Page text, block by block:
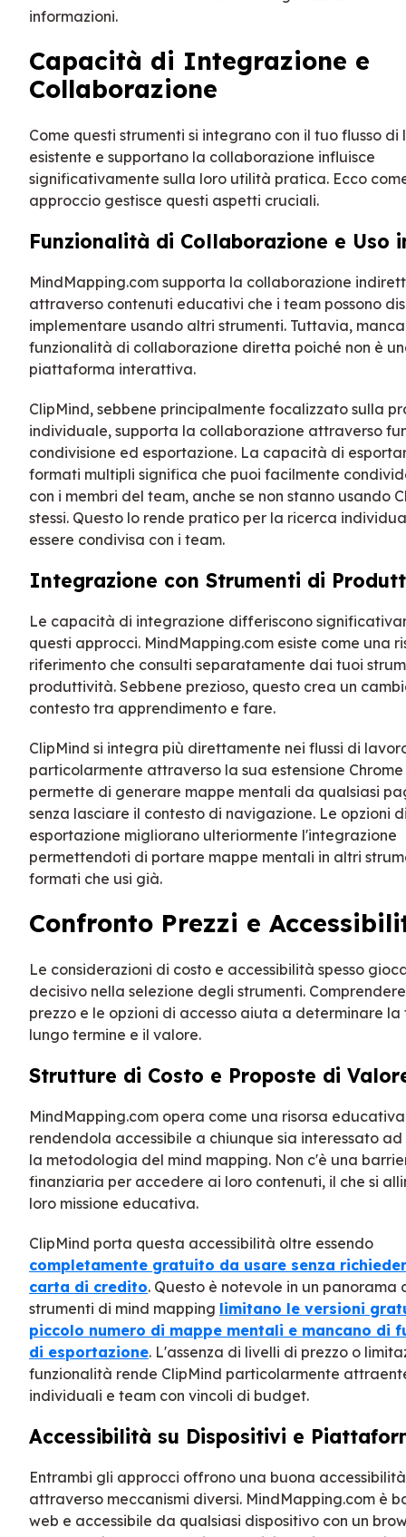
informazioni.
Capacità di Integrazione e
Collaborazione
Come questi strumenti si integrano con il tuo flusso di
esistente e supportano la collaborazione influisce
significativamente sulla loro utilità pratica. Ecco
approccio gestisce questi aspetti cruciali.
Funzionalità di Collaborazione e Uso
MindMapping.com supporta la collaborazione
attraverso contenuti educativi che i team possono
implementare usando altri strumenti. Tuttavia,
funzionalità di collaborazione diretta poiché non è
piattaforma interattiva.
ClipMind, sebbene principalmente focalizzato sulla
individuale, supporta la collaborazione attraverso
condivisione ed esportazione. La capacità di
formati multipli significa che puoi facilmente
con i membri del team, anche se non stanno usando
stessi. Questo lo rende pratico per la ricerca
essere condivisa con i team.
Integrazione con Strumenti di
Le capacità di integrazione differiscono
questi approcci. MindMapping.com esiste come una
riferimento che consulti separatamente dai tuoi
produttività. Sebbene prezioso, questo crea un
contesto tra apprendimento e fare.
ClipMind si integra più direttamente nei flussi di
particolarmente attraverso la sua estensione
permette di generare mappe mentali da qualsiasi
senza lasciare il contesto di navigazione. Le opzioni
esportazione migliorano ulteriormente l'integrazione
permettendoti di portare mappe mentali in altri
formati che usi già.
Confronto Prezzi e
Le considerazioni di costo e accessibilità spesso
decisivo nella selezione degli strumenti.
prezzo e le opzioni di accesso aiuta a determinare
lungo termine e il valore.
Strutture di Costo e Proposte di
MindMapping.com opera come una risorsa
rendendola accessibile a chiunque sia interessato
la metodologia del mind mapping. Non c'è una
finanziaria per accedere ai loro contenuti, il che si
loro missione educativa.
ClipMind porta questa accessibilità oltre essendo
completamente gratuito da usare senza
carta di credito. Questo è notevole in un panorama
strumenti di mind mapping limitano le versioni
piccolo numero di mappe mentali e mancano di
di esportazione. L'assenza di livelli di prezzo o
funzionalità rende ClipMind particolarmente
individuali e team con vincoli di budget.
Accessibilità su Dispositivi e
Entrambi gli approcci offrono una buona
attraverso meccanismi diversi. MindMapping.com è
web e accessibile da qualsiasi dispositivo con un